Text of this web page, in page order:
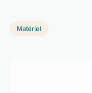
Matériel